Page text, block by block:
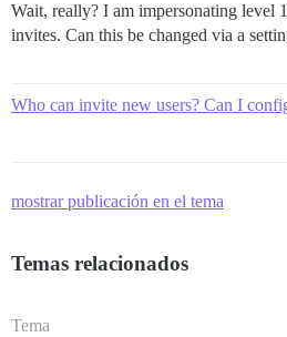
Wait, really? I am impersonating level
invites. Can this be changed via a
Who can invite new users? Can I
mostrar publicación en el tema
Temas relacionados
Tema